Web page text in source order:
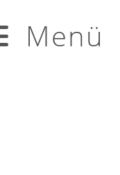
Menü